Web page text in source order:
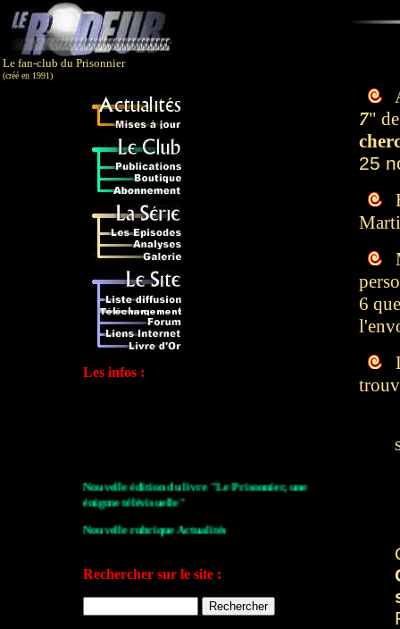
Le fan-club du Prisonnier
(créé en 1991)
Les infos :
Nouvelle édition du livre "Le Prisonnier, une
énigme télévisuelle"
Nouvelle rubrique Actualités
Le plan du site
Rechercher sur le site :
7"
25
6